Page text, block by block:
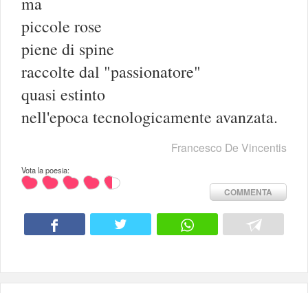
piccole rose
piene di spine
raccolte dal "passionatore"
quasi estinto
nell'epoca tecnologicamente avanzata.
Francesco De Vincentis
Vota la poesia:
COMMENTA